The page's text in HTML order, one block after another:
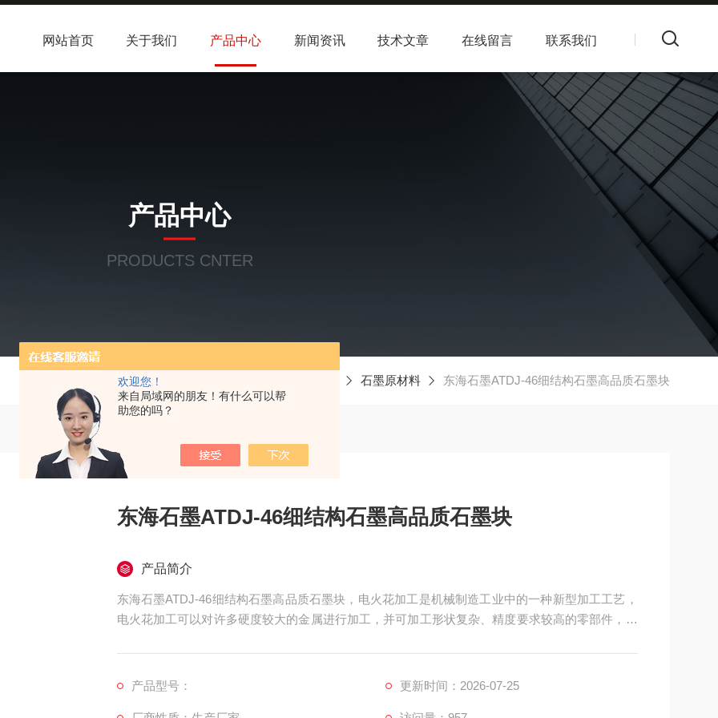
欢迎您！
来自局域网的朋友！有什么可以帮
助您的吗？
网站首页 关于我们 产品中心 新闻资讯 技术文章 在线留言 联系我们
产品中心
PRODUCTS CNTER
当前位置：首页 石墨原材料 东海石墨ATDJ-46细结构石墨高品质石墨块
东海石墨ATDJ-46细结构石墨高品质石墨块
产品简介
东海石墨ATDJ-46细结构石墨高品质石墨块，电火花加工是机械制造工业中的一种新型加工工艺，
电火花加工可以对许多硬度较大的金属进行加工，并可加工形状复杂、精度要求较高的零部件，作
产品型号： 更新时间：2026-07-25